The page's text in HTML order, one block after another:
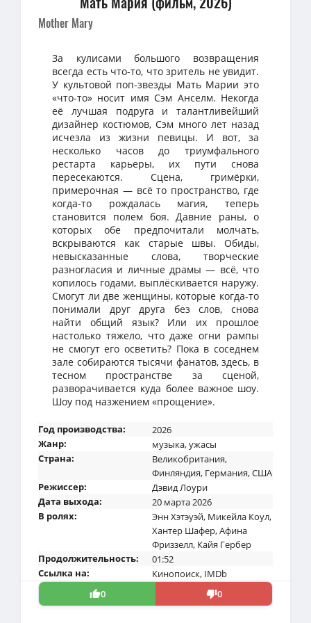
Mother Mary
За кулисами большого возвращения
всегда есть что-то, что зритель не увидит.
У культовой поп-звезды Мать Марии это
«что-то» носит имя Сэм Анселм. Некогда
её лучшая подруга и талантливейший
дизайнер костюмов, Сэм много лет назад
исчезла из жизни певицы. И вот, за
несколько часов до триумфального
рестарта карьеры, их пути снова
пересекаются. Сцена, гримёрки,
примерочная — всё то пространство, где
когда-то рождалась магия, теперь
становится полем боя. Давние раны, о
которых обе предпочитали молчать,
вскрываются как старые швы. Обиды,
невысказанные слова, творческие
разногласия и личные драмы — всё, что
копилось годами, выплёскивается наружу.
Смогут ли две женщины, которые когда-то
понимали друг друга без слов, снова
найти общий язык? Или их прошлое
настолько тяжело, что даже огни рампы
не смогут его осветить? Пока в соседнем
зале собираются тысячи фанатов, здесь, в
тесном пространстве за сценой,
разворачивается куда более важное шоу.
Шоу под назжением «прощение».
Год производства:
2026
Жанр:
музыка,ужасы
Страна:
Великобритания,
Финляндия, Германия,США
Режиссер:
Дэвид Лоури
Дата выхода:
20 марта 2026
В ролях:
Энн Хэтэуэй, Микейла Коул,
Хантер Шафер,Афина
Фриззелл, Кайя Гербер
Продолжительность:
01:52
Ссылка на:
Кинопоиск, IMDb
0
0